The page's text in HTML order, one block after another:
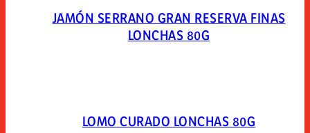
JAMÓN SERRANO GRAN RESERVA FINAS
LONCHAS 80G
LOMO CURADO LONCHAS 80G